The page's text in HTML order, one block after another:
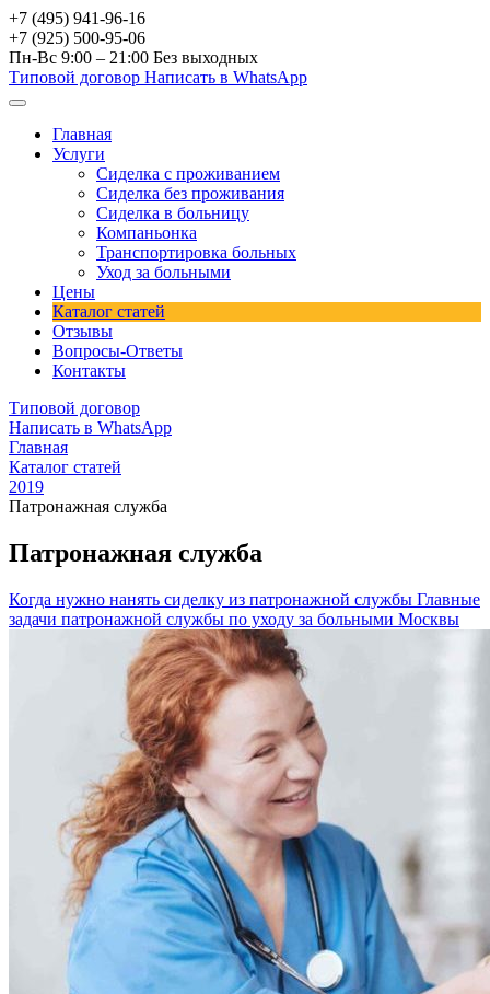
+7 (495) 941-96-16
+7 (925) 500-95-06
Пн-Вс 9:00 – 21:00 Без выходных
Типовой договор Написать в WhatsApp
Главная
Услуги
Сиделка с проживанием
Сиделка без проживания
Сиделка в больницу
Компаньонка
Транспортировка больных
Уход за больными
Цены
Каталог статей
Отзывы
Вопросы-Ответы
Контакты
Типовой договор
Написать в WhatsApp
Главная
Каталог статей
2019
Патронажная служба
Патронажная служба
Когда нужно нанять сиделку из патронажной службы Главные
задачи патронажной службы по уходу за больными Москвы